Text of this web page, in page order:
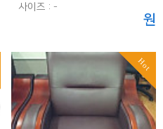
사이즈 : -
원
Hot